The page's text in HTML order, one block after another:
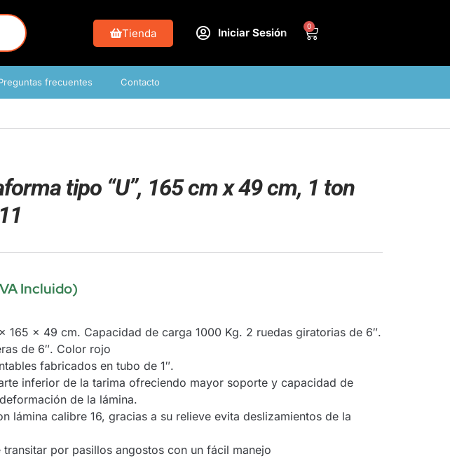
Tienda Iniciar Sesión
0
frecuentes Contacto
tipo “U”, 165 cm x 49 cm, 1 ton
Incluido)
165 x 49 cm. Capacidad de carga 1000 Kg. 2 ruedas giratorias de 6″.
de 6″. Color rojo
fabricados en tubo de 1″.
inferior de la tarima ofreciendo mayor soporte y capacidad de
de la lámina.
lámina calibre 16, gracias a su relieve evita deslizamientos de la
transitar por pasillos angostos con un fácil manejo